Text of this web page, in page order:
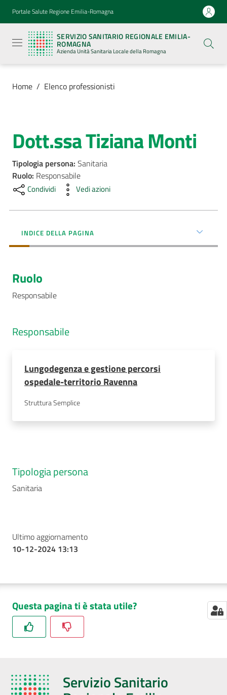
Vai al contenuto
Vai alla navigazione
Vai al footer
Portale Salute Regione Emilia-Romagna
SERVIZIO SANITARIO REGIONALE EMILIA-
ROMAGNA
Azienda Unità Sanitaria Locale della Romagna
Sanitario
Regionale
Emilia-
Romagna
Azienda
Sanitaria
Locale della
Azienda
Servizi
Luoghi
di
AUSL
Carta
Dedicato
Home / Elenco professionisti
Salta al contenuto
Dott.ssa Tiziana Monti
Tipologia persona: Sanitaria
Ruolo: Responsabile
Condividi Vedi azioni
INDICE DELLA PAGINA
Ruolo
Responsabile
Responsabile
Lungodegenza e gestione percorsi
ospedale-territorio Ravenna
Struttura Semplice
Tipologia persona
Sanitaria
Ultimo aggiornamento
10-12-2024 13:13
Questa pagina ti è stata utile?
Servizio Sanitario